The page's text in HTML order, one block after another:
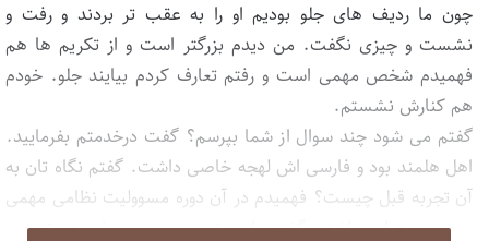
چون ما ردیف های جلو بودیم او را به عقب تر بردند و رفت و
نشست و چیزی نگفت. من دیدم بزرگتر است و از تکریم ها هم
فهمیدم شخص مهمی است و رفتم تعارف کردم بیایند جلو. خودم
هم کنارش نشستم.
گفتم می شود چند سوال از شما بپرسم؟ گفت درخدمتم بفرمایید.
اهل هلمند بود و فارسی اش لهجه خاصی داشت. گفتم نگاه تان به
آن تجربه قبل چیست؟ فهمیدم در آن دوره مسوولیت نظامی مهمی
در نیروی هوایی داشته. گفت ما بی تجربه بودیم و برخی هم تندروی